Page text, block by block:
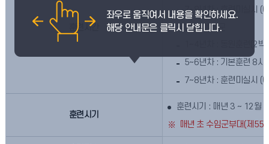
훈련시간
7~8년차 : 훈련미실시 (
직원 중 예비군
1~4년차 : 동원훈련(2
5~6년차 : 기본훈련 8시
7~8년차 : 훈련미실시 (
훈련시기
훈련시기 : 매년 3 ~ 12월
매년 초 수임군부대(제55